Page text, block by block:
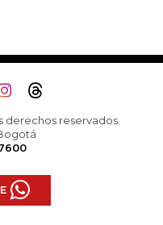
derechos reservados.